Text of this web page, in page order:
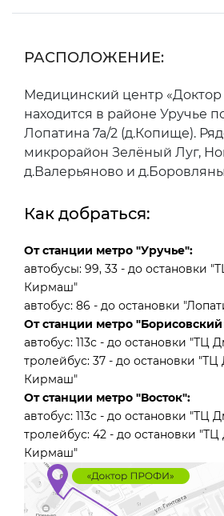
РАСПОЛОЖЕНИЕ:
Медицинский центр
находится в районе Уручье
Лопатина 7а/2 (д.Копище).
микрорайон Зелёный Луг,
д.Валерьяново и
Как добраться:
От станции метро "Уручье":
автобусы: 99, 33 - до остановки
Кирмаш"
автобус: 86 - до остановки
От станции метро "Борисовский
автобус: 113с - до остановки
тролейбус: 37 - до остановки
Кирмаш"
От станции метро "Восток":
автобус: 113с - до остановки
тролейбус: 42 - до остановки
Кирмаш"